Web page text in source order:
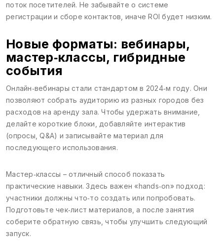
поток посетителей. Не забывайте о системе
регистрации и сборе контактов, иначе ROI будет низким.
Новые форматы: вебинары,
мастер‑классы, гибридные
события
Онлайн‑вебинары стали стандартом в 2024‑м году. Они
позволяют собрать аудиторию из разных городов без
расходов на аренду зала. Чтобы удержать внимание,
делайте короткие блоки, добавляйте интерактив
(опросы, Q&A) и записывайте материал для
последующего использования.
Мастер‑классы – отличный способ показать
практические навыки. Здесь важен «hands‑on» подход:
участники должны что‑то создать или попробовать.
Подготовьте чек‑лист материалов, а после занятия
соберите обратную связь, чтобы улучшить следующий
запуск.